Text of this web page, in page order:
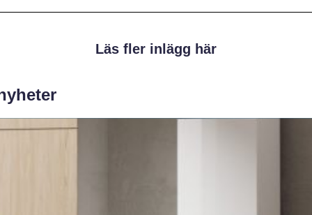
Läs fler inlägg här